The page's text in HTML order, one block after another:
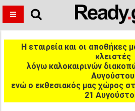
Η εταιρεία και οι αποθήκες
κλειστές
λόγω καλοκαιρινών
Αυγούστου
ενώ ο εκθεσιακός μας χώρος
21